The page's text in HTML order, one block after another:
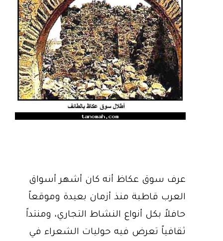
عرف سوق عكاظ أنه كان أشهر أسواق
العرب قاطبة منذ أزمان بعيدة وموقعاً
حافلاً بكل أنواع النشاط التجاري، ومنتداً
ثقافياً تعرض فيه حوليات الشعراء في